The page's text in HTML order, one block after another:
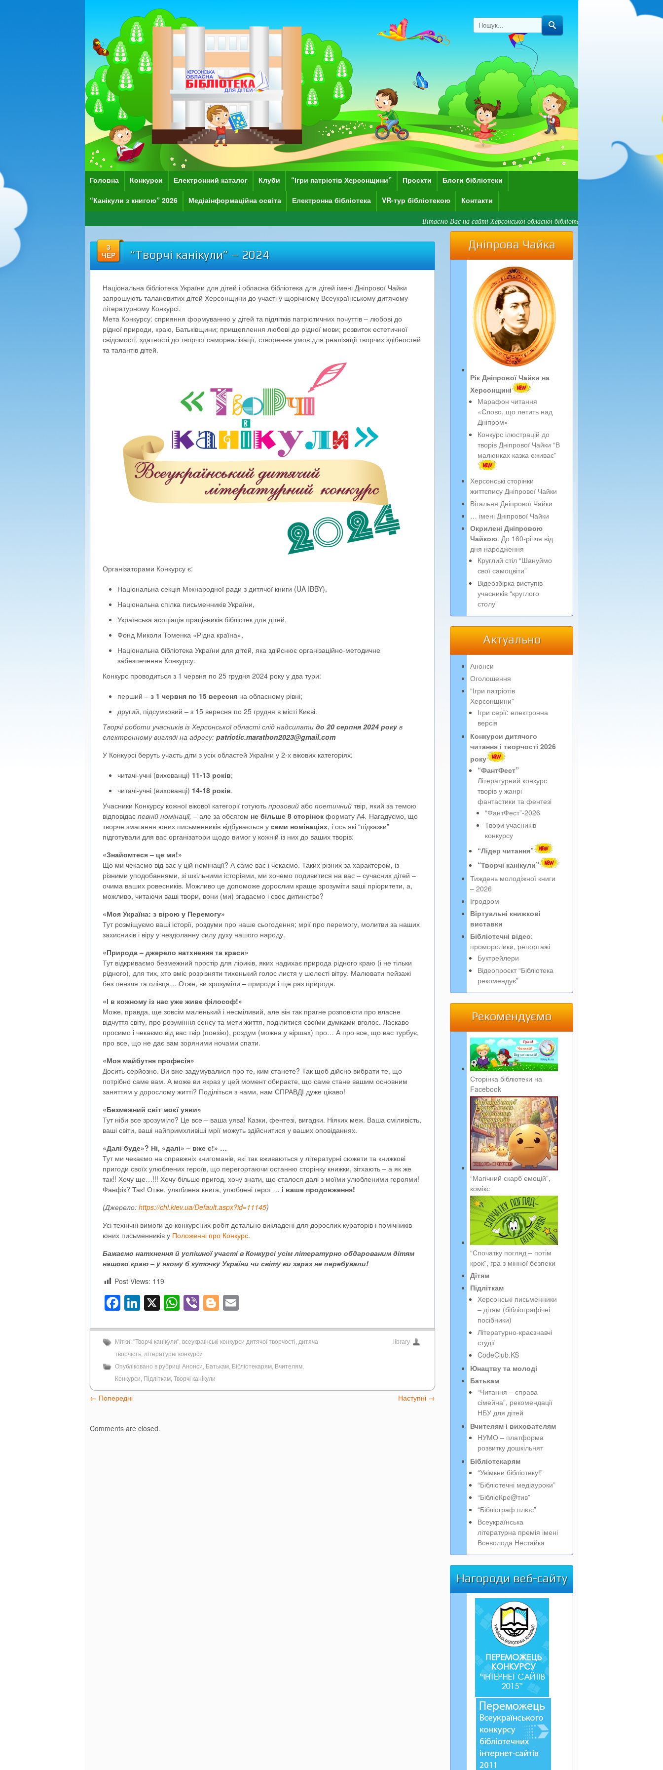
Головна Конкурси Електронний каталог Клуби “Ігри патріотів Херсонщини” Проєкти Блоги бібліотеки
“Канікули з книгою” 2026 Медіаінформаційна освіта Електронна бібліотека VR-тур бібліотекою Контакти
Вітаємо Вас на сайті Херсонської обласної бібліотеки для дітей імені Дніпрової Чайки!
3
ЧЕР
“Творчі канікули” – 2024
Національна бібліотека України для дітей і обласна бібліотека для дітей імені Дніпрової Чайки
запрошують талановитих дітей Херсонщини до участі у щорічному Всеукраїнському дитячому
літературному Конкурсі.
Мета Конкурсу: сприяння формуванню у дітей та підлітків патріотичних почуттів – любові до
рідної природи, краю, Батьківщини; прищеплення любові до рідної мови; розвиток естетичної
свідомості, здатності до творчої самореалізації, створення умов для реалізації творчих здібностей
та талантів дітей.
Організаторами Конкурсу є:
Національна секція Міжнародної ради з дитячої книги (UA IBBY),
Національна спілка письменників України,
Українська асоціація працівників бібліотек для дітей,
Фонд Миколи Томенка «Рідна країна»,
Національна бібліотека України для дітей, яка здійснює організаційно-методичне
забезпечення Конкурсу.
Конкурс проводиться з 1 червня по 25 грудня 2024 року у два тури:
перший – з 1 червня по 15 вересня на обласному рівні;
другий, підсумковий – з 15 вересня по 25 грудня в місті Києві.
Творчі роботи учасників із Херсонської області слід надсилати до 20 серпня 2024 року в
електронному вигляді на адресу: patriotic.marathon2023@gmail.com
У Конкурсі беруть участь діти з усіх областей України у 2-х вікових категоріях:
читачі-учні (вихованці) 11-13 років;
читачі-учні (вихованці) 14-18 років.
Учасники Конкурсу кожної вікової категорії готують прозовий або поетичний твір, який за темою
відповідає певній номінації, – але за обсягом не більше 8 сторінок формату А4. Нагадуємо, що
творче змагання юних письменників відбувається у семи номінаціях, і ось які “підказки”
підготували для вас організатори щодо вимог у кожній із них до ваших творів:
«Знайомтеся – це ми!»
Що ми чекаємо від вас у цій номінації? А саме вас і чекаємо. Таких різних за характером, із
різними уподобаннями, зі шкільними історіями, ми хочемо подивитися на вас – сучасних дітей –
очима ваших ровесників. Можливо це допоможе дорослим краще зрозуміти ваші пріоритети, а,
можливо, читаючи ваші твори, вони (ми) згадаємо і своє дитинство?
«Моя Україна: з вірою у Перемогу»
Тут розміщуємо ваші історії, роздуми про наше сьогодення; мрії про перемогу, молитви за наших
захисників і віру у нездоланну силу духу нашого народу.
«Природа – джерело натхнення та краси»
Тут відкриваємо безмежний простір для ліриків, яких надихає природа рідного краю (і не тільки
рідного), для тих, хто вміє розрізняти тихенький голос листя у шелесті вітру. Малювати пейзажі
без пензля та олівця… Отже, ви зрозуміли – природа і ще раз природа.
«І в кожному із нас уже живе філософ!»
Може, правда, ще зовсім маленький і несміливий, але він так прагне розповісти про власне
відчуття світу, про розуміння сенсу та мети життя, поділитися своїми думками вголос. Ласкаво
просимо і чекаємо від вас твір (поезію), роздум (можна у віршах) про… А про все, що вас турбує,
про все, що не дає вам зоряними ночами спати.
«Моя майбутня професія»
Досить серйозно. Ви вже задумувалися про те, ким станете? Так щоб дійсно вибрати те, що
потрібно саме вам. А може ви якраз у цей момент обираєте, що саме стане вашим основним
заняттям у дорослому житті? Поділіться з нами, нам СПРАВДІ дуже цікаво!
«Безмежний світ моєї уяви»
Тут ніби все зрозуміло? Це все – ваша уява! Казки, фентезі, вигадки. Ніяких меж. Ваша сміливість,
ваші світи, ваші найпримхливіші мрії можуть здійснитися у ваших оповіданнях.
«Далі буде»? Ні, «далі» – вже є!» …
Тут ми чекаємо на справжніх книгоманів, які так вживаються у літературні сюжети та книжкові
пригоди своїх улюблених героїв, що перегортаючи останню сторінку книжки, зітхають – а як же
так!! Хочу ще…!!! Хочу більше пригод, хочу знати, що сталося далі з моїми улюбленими героями!
Фанфік? Так! Отже, улюблена книга, улюблені герої … і ваше продовження!
(Джерело: https://chl.kiev.ua/Default.aspx?id=11145)
Усі технічні вимоги до конкурсних робіт детально викладені для дорослих кураторів і помічників
юних письменників у Положенні про Конкурс.
Бажаємо натхнення й успішної участі в Конкурсі усім літературно обдарованим дітям
нашого краю – у якому б куточку України чи світу ви зараз не перебували!
Post Views: 119
Facebook
LinkedIn
X WhatsApp
ViberBlogger
Мітки: "Творчі канікули", всеукраїнські конкурси дитячої творчості, дитяча
творчість, літературні конкурси
Опубліковано в рубриці Анонси, Батькам, Бібліотекарям, Вчителям,
Конкурси, Підліткам, Творчі канікули
library
← Попередні Наступні →
Comments are closed.
Дніпрова Чайка
Рік Дніпрової Чайки на
Херсонщині
Марафон читання
«Слово, що летить над
Дніпром»
Конкурс ілюстрацій до
творів Дніпрової Чайки “В
малюнках казка оживає”
Херсонські сторінки
життєпису Дніпрової Чайки
Вітальня Дніпрової Чайки
… імені Дніпрової Чайки
Окрилені Дніпровою
Чайкою. До 160-річчя від
дня народження
Круглий стіл “Шануймо
свої самоцвіти”
Відеозбірка виступів
учасників “круглого
столу”
Актуально
Анонси
Оголошення
“Ігри патріотів
Херсонщини”
Ігри серії: електронна
версія
Конкурси дитячого
читання і творчості 2026
року
“ФантФест”
Літературний конкурс
творів у жанрі
фантастики та фентезі
“ФантФест”-2026
Твори учасників
конкурсу
“Лідер читання”
“Творчі канікули”
Тиждень молодіжної книги
– 2026
Ігродром
Віртуальні книжкові
виставки
Бібліотечні відео:
проморолики, репортажі
Буктрейлери
Відеопроєкт “Бібліотека
рекомендує”
Рекомендуємо
Сторінка бібліотеки на
Facebook
“Магічний скарб емоцій”,
комікс
“Спочатку погляд – потім
крок”, гра з мінної безпеки
Дітям
Підліткам
Херсонські письменники
– дітям (бібліографічні
посібники)
Літературно-краєзнавчі
студії
CodeClub.KS
Юнацтву та молоді
Батькам
“Читання – справа
сімейна”, рекомендації
НБУ для дітей
Вчителям і вихователям
НУМО – платформа
розвитку дошкільнят
Бібліотекарям
“Увімкни бібліотеку!”
“Бібліотечні медіауроки”
“БібліоКре@тив”
“Бібліограф плюс”
Всеукраїнська
літературна премія імені
Всеволода Нестайка
Нагороди веб-сайту